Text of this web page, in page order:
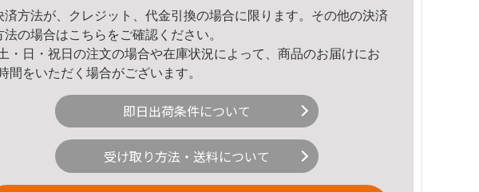
済方法が、クレジット、代金引換の場合に限ります。その他の決済
法の場合はこちら をご確認ください。
・日・祝日の注文の場合や在庫状況によって、商品のお届けにお
間をいただく場合がございます。
即日出荷条件について
受け取り方法・送料について